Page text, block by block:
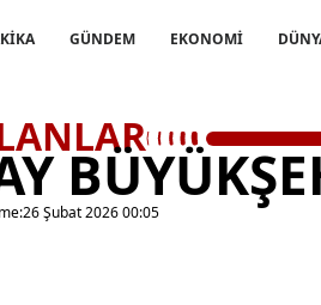
GÜNDEM EKONOMİ
26 Şubat 2026 00:05